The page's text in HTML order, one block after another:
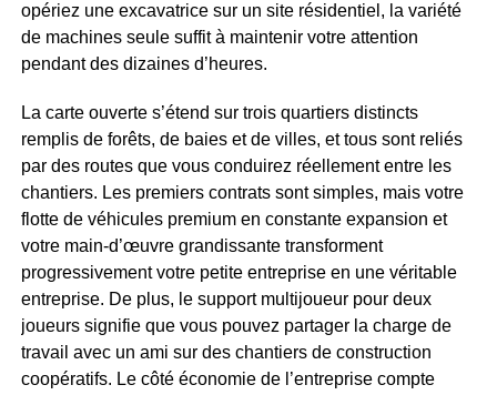
opériez une excavatrice sur un site résidentiel, la variété
de machines seule suffit à maintenir votre attention
pendant des dizaines d’heures.
La carte ouverte s’étend sur trois quartiers distincts
remplis de forêts, de baies et de villes, et tous sont reliés
par des routes que vous conduirez réellement entre les
chantiers. Les premiers contrats sont simples, mais votre
flotte de véhicules premium en constante expansion et
votre main-d’œuvre grandissante transforment
progressivement votre petite entreprise en une véritable
entreprise. De plus, le support multijoueur pour deux
joueurs signifie que vous pouvez partager la charge de
travail avec un ami sur des chantiers de construction
coopératifs. Le côté économie de l’entreprise compte